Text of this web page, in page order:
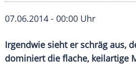
07.06.2014 - 00:00 Uhr
Irgendwie sieht er schräg aus,
dominiert die flache, keilartige